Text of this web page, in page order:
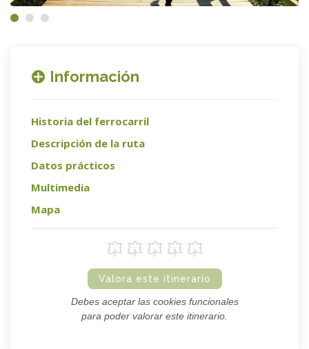
Información
Historia del ferrocarril
Descripción de la ruta
Datos prácticos
Multimedia
Mapa
Valora este itinerario
Debes aceptar las cookies funcionales
para poder valorar este itinerario.